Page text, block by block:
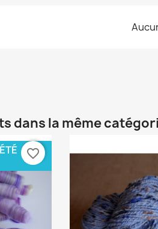
dans la même
favorite_border